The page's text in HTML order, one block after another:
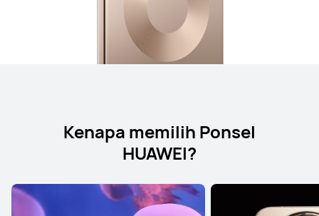
Kenapa memilih Ponsel
HUAWEI?